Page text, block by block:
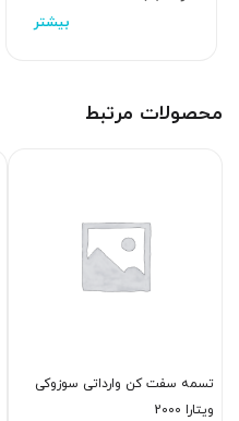
محصولات مرتبط
تسمه سفت كن وارداتی سوزوکی
ویتارا 2000